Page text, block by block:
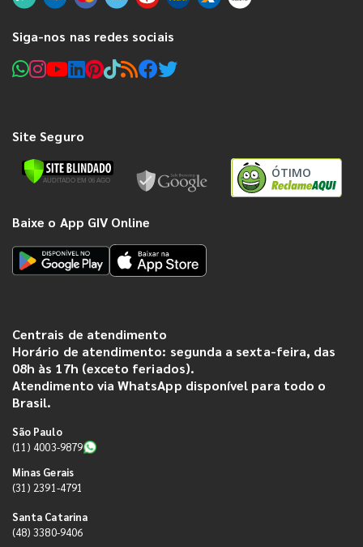
Siga-nos nas redes sociais
Site Seguro
ÓTIMO
Baixe o App GIV Online
Centrais de atendimento
Horário de atendimento: segunda a sexta-feira, das
08h às 17h (exceto feriados).
Atendimento via WhatsApp disponível para todo o
Brasil.
São Paulo
(11) 4003-9879
Minas Gerais
(31) 2391-4791
Santa Catarina
(48) 3380-9406